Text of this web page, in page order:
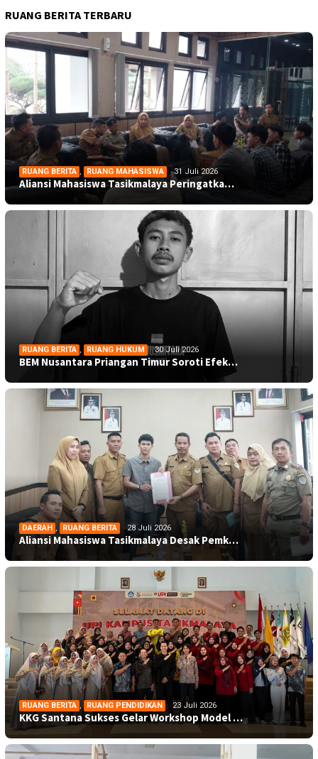
RUANG BERITA TERBARU
RUANG BERITA , RUANG MAHASISWA 31 Juli 2026
Aliansi Mahasiswa Tasikmalaya Peringatka…
RUANG BERITA , RUANG HUKUM 30 Juli 2026
BEM Nusantara Priangan Timur Soroti Efek…
DAERAH , RUANG BERITA 28 Juli 2026
Aliansi Mahasiswa Tasikmalaya Desak Pemk…
RUANG BERITA , RUANG PENDIDIKAN 23 Juli 2026
KKG Santana Sukses Gelar Workshop Model …